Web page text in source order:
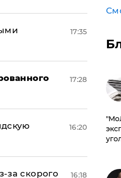
17:35
17:28
16:20
за скорого 16:18